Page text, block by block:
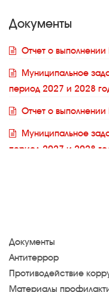
Документы
Отчет о
Муниципальное
период 2027 и 2028
Отчет о
Муниципальное
период 2027 и 2028
Муниципальное
Муниципальное
период 2026 и 2027
Отчет о выполнении
Документы
Антитеррор
Противодействие
Материалы